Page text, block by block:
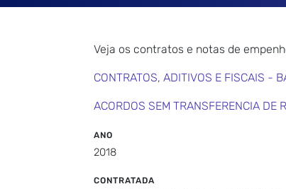
Veja os contratos e notas de
CONTRATOS, ADITIVOS E FISCAIS -
ACORDOS SEM TRANSFERENCIA DE
ANO
2018
CONTRATADA